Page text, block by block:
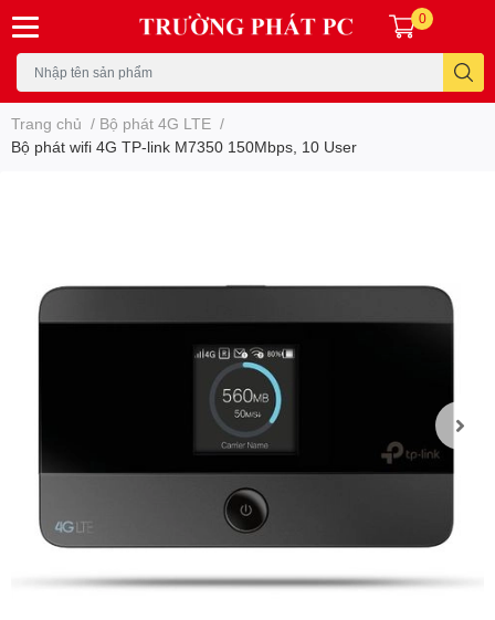
0
Trang chủ / Bộ phát 4G LTE /
Bộ phát wifi 4G TP-link M7350 150Mbps, 10 User